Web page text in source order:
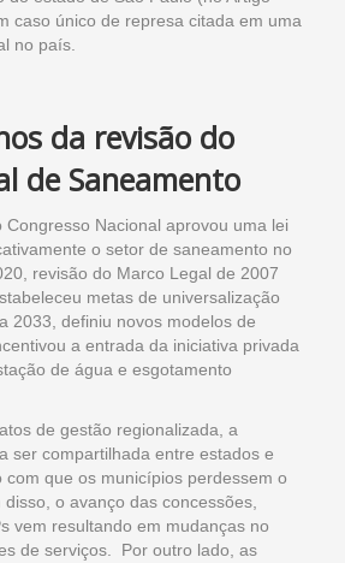
caso único de represa citada em uma
no país.
da revisão do
de Saneamento
Congresso Nacional aprovou uma lei
o setor de saneamento no
revisão do Marco Legal de 2007
metas de universalização
2033, definiu novos modelos de
a entrada da iniciativa privada
de água e esgotamento
de gestão regionalizada, a
ser compartilhada entre estados e
com que os municípios perdessem o
disso, o avanço das concessões,
vem resultando em mudanças no
de serviços. Por outro lado, as